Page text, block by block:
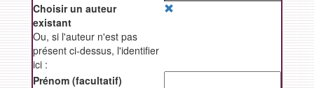
Choisir un auteur
existant
Effacer
Ou, si l'auteur n'est pas
présent ci-dessus, l'identifier
ici :
Prénom (facultatif)